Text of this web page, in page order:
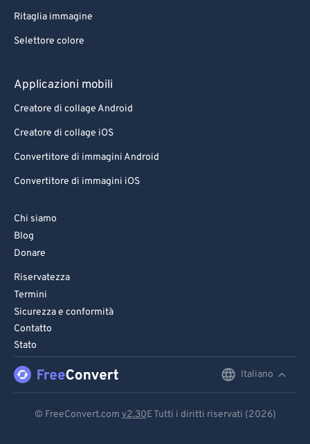
Ritaglia immagine
Selettore colore
Applicazioni mobili
Creatore di collage Android
Creatore di collage iOS
Convertitore di immagini Android
Convertitore di immagini iOS
Chi siamo
Blog
Donare
Riservatezza
Termini
Sicurezza e conformità
Contatto
Stato
Italiano
© FreeConvert.com v2.30E Tutti i diritti riservati (2026)